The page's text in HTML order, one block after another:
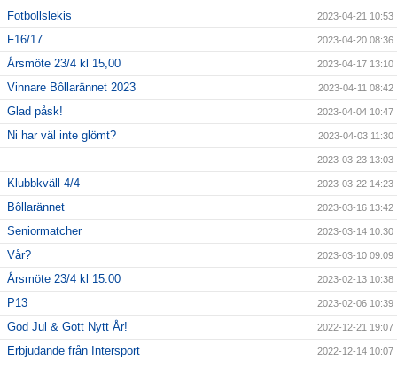
Fotbollslekis 2023-04-21 10:53
F16/17 2023-04-20 08:36
Årsmöte 23/4 kl 15,00 2023-04-17 13:10
Vinnare Bôllarännet 2023 2023-04-11 08:42
Glad påsk! 2023-04-04 10:47
Ni har väl inte glömt? 2023-04-03 11:30
2023-03-23 13:03
Klubbkväll 4/4 2023-03-22 14:23
Bôllarännet 2023-03-16 13:42
Seniormatcher 2023-03-14 10:30
Vår? 2023-03-10 09:09
Årsmöte 23/4 kl 15.00 2023-02-13 10:38
P13 2023-02-06 10:39
God Jul & Gott Nytt År! 2022-12-21 19:07
Erbjudande från Intersport 2022-12-14 10:07